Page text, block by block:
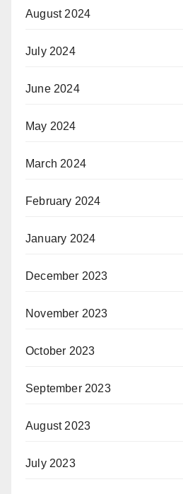
August 2024
July 2024
June 2024
May 2024
March 2024
February 2024
January 2024
December 2023
November 2023
October 2023
September 2023
August 2023
July 2023